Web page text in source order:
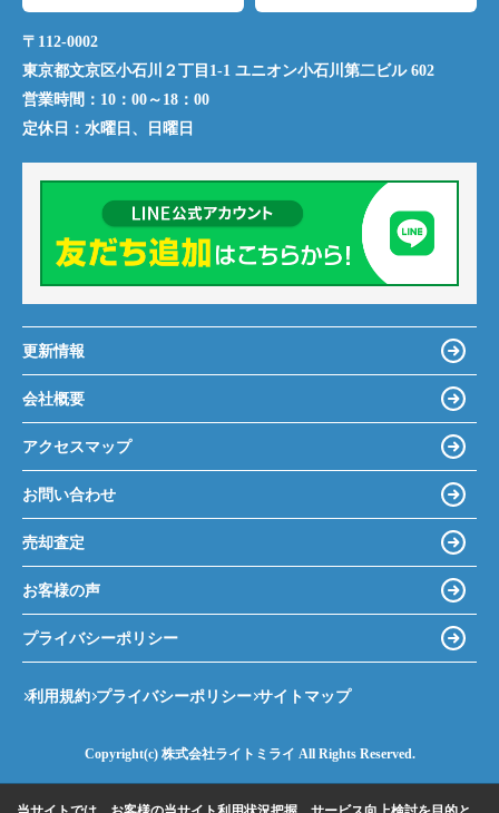
〒112-0002
東京都文京区小石川２丁目1-1 ユニオン小石川第二ビル 602
営業時間： 10：00～18：00
定休日： 水曜日、日曜日
更新情報
会社概要
アクセスマップ
お問い合わせ
売却査定
お客様の声
プライバシーポリシー
利用規約 プライバシーポリシー サイトマップ
Copyright(c) 株式会社ライトミライ All Rights Reserved.